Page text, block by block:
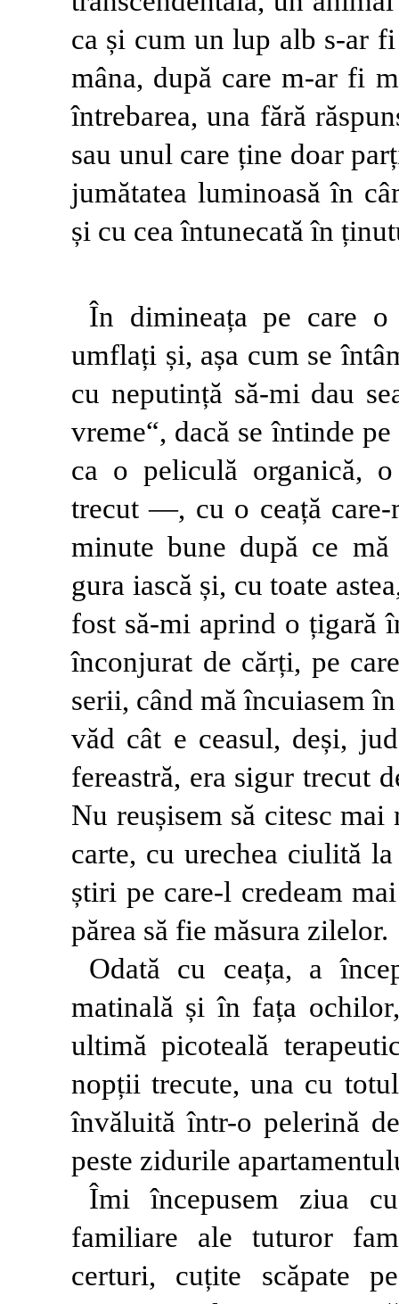
ca și cum un lup alb s-ar
mâna, după care m-ar fi
întrebarea, una fără
sau unul care ține doar
jumătatea luminoasă în
și cu cea întunecată în
În dimineața pe care
umflați și, așa cum se
cu neputință să-mi dau
vreme“, dacă se întinde
ca o peliculă organică,
trecut —, cu o ceață
minute bune după ce mă
gura iască și, cu toate
fost să-mi aprind o țigară
înconjurat de cărți, pe
serii, când mă încuiasem
văd cât e ceasul, deși,
fereastră, era sigur trecut
Nu reușisem să citesc
carte, cu urechea ciulită
știri pe care-l credeam
părea să fie măsura zilelor.
Odată cu ceața, a
matinală și în fața
ultimă picoteală
nopții trecute, una cu
învăluită într-o pelerină
peste zidurile
Îmi începusem ziua
familiare ale tuturor
certuri, cuțite scăpate